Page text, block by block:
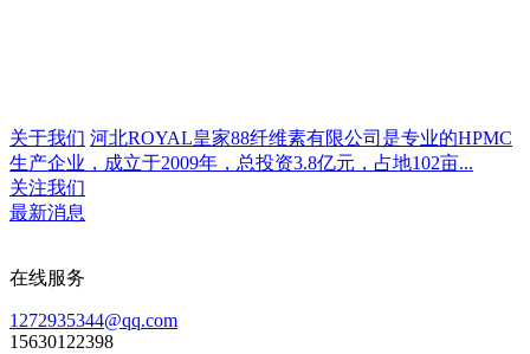
关于我们 河北ROYAL皇家88纤维素有限公司是专业的HPMC
生产企业，成立于2009年，总投资3.8亿元，占地102亩...
关注我们
最新消息
在线服务
1272935344@qq.com
15630122398